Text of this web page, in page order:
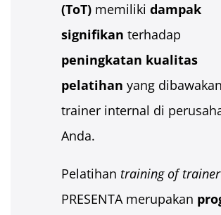
(ToT)memiliki dampak
signifikan terhadap
peningkatan kualitas
pelatihan yang
trainer internal di
Anda.
Pelatihan training of trainer
PRESENTA merupakan